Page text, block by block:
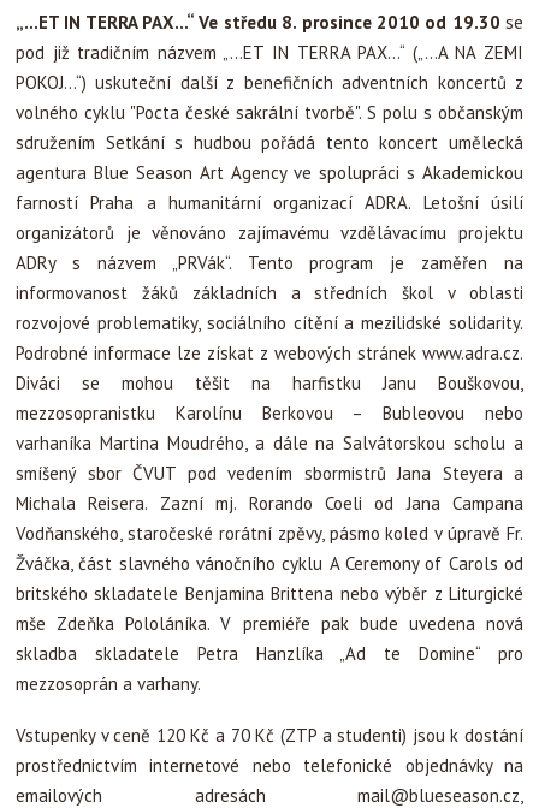
„...ET IN TERRA PAX...“ Ve středu 8. prosince 2010 od 19.30 se
pod již tradičním názvem „...ET IN TERRA PAX...“ („...A NA ZEMI
POKOJ...“) uskuteční další z benefičních adventních koncertů z
volného cyklu "Pocta české sakrální tvorbě". S polu s občanským
sdružením Setkání s hudbou pořádá tento koncert umělecká
agentura Blue Season Art Agency ve spolupráci s Akademickou
farností Praha a humanitární organizací ADRA. Letošní úsilí
organizátorů je věnováno zajímavému vzdělávacímu projektu
ADRy s názvem „PRVák“. Tento program je zaměřen na
informovanost žáků základních a středních škol v oblasti
rozvojové problematiky, sociálního cítění a mezilidské solidarity.
Podrobné informace lze získat z webových stránek www.adra.cz.
Diváci se mohou těšit na harfistku Janu Bouškovou,
mezzosopranistku Karolínu Berkovou – Bubleovou nebo
varhaníka Martina Moudrého, a dále na Salvátorskou scholu a
smíšený sbor ČVUT pod vedením sbormistrů Jana Steyera a
Michala Reisera. Zazní mj. Rorando Coeli od Jana Campana
Vodňanského, staročeské rorátní zpěvy, pásmo koled v úpravě Fr.
Žváčka, část slavného vánočního cyklu A Ceremony of Carols od
britského skladatele Benjamina Brittena nebo výběr z Liturgické
mše Zdeňka Pololáníka. V premiéře pak bude uvedena nová
skladba skladatele Petra Hanzlíka „Ad te Domine“ pro
mezzosoprán a varhany.
Vstupenky v ceně 120 Kč a 70 Kč (ZTP a studenti) jsou k dostání
prostřednictvím internetové nebo telefonické objednávky na
emailových adresách mail@blueseason.cz,